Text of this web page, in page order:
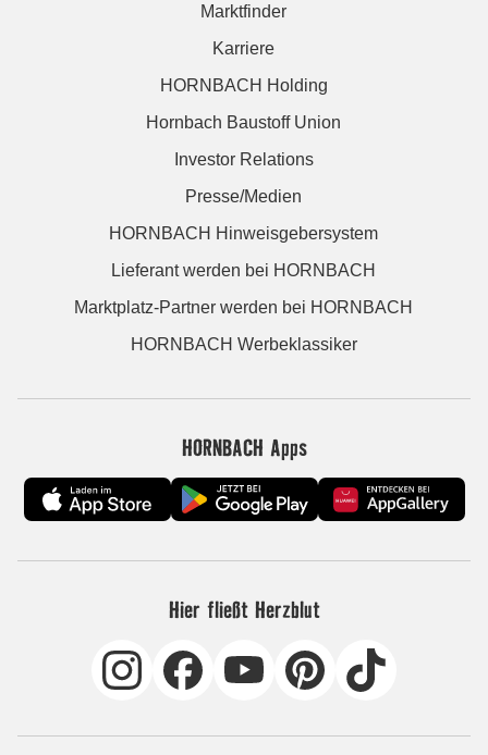
Marktfinder
Karriere
HORNBACH Holding
Hornbach Baustoff Union
Investor Relations
Presse/Medien
HORNBACH Hinweisgebersystem
Lieferant werden bei HORNBACH
Marktplatz-Partner werden bei HORNBACH
HORNBACH Werbeklassiker
HORNBACH Apps
Hier fließt Herzblut